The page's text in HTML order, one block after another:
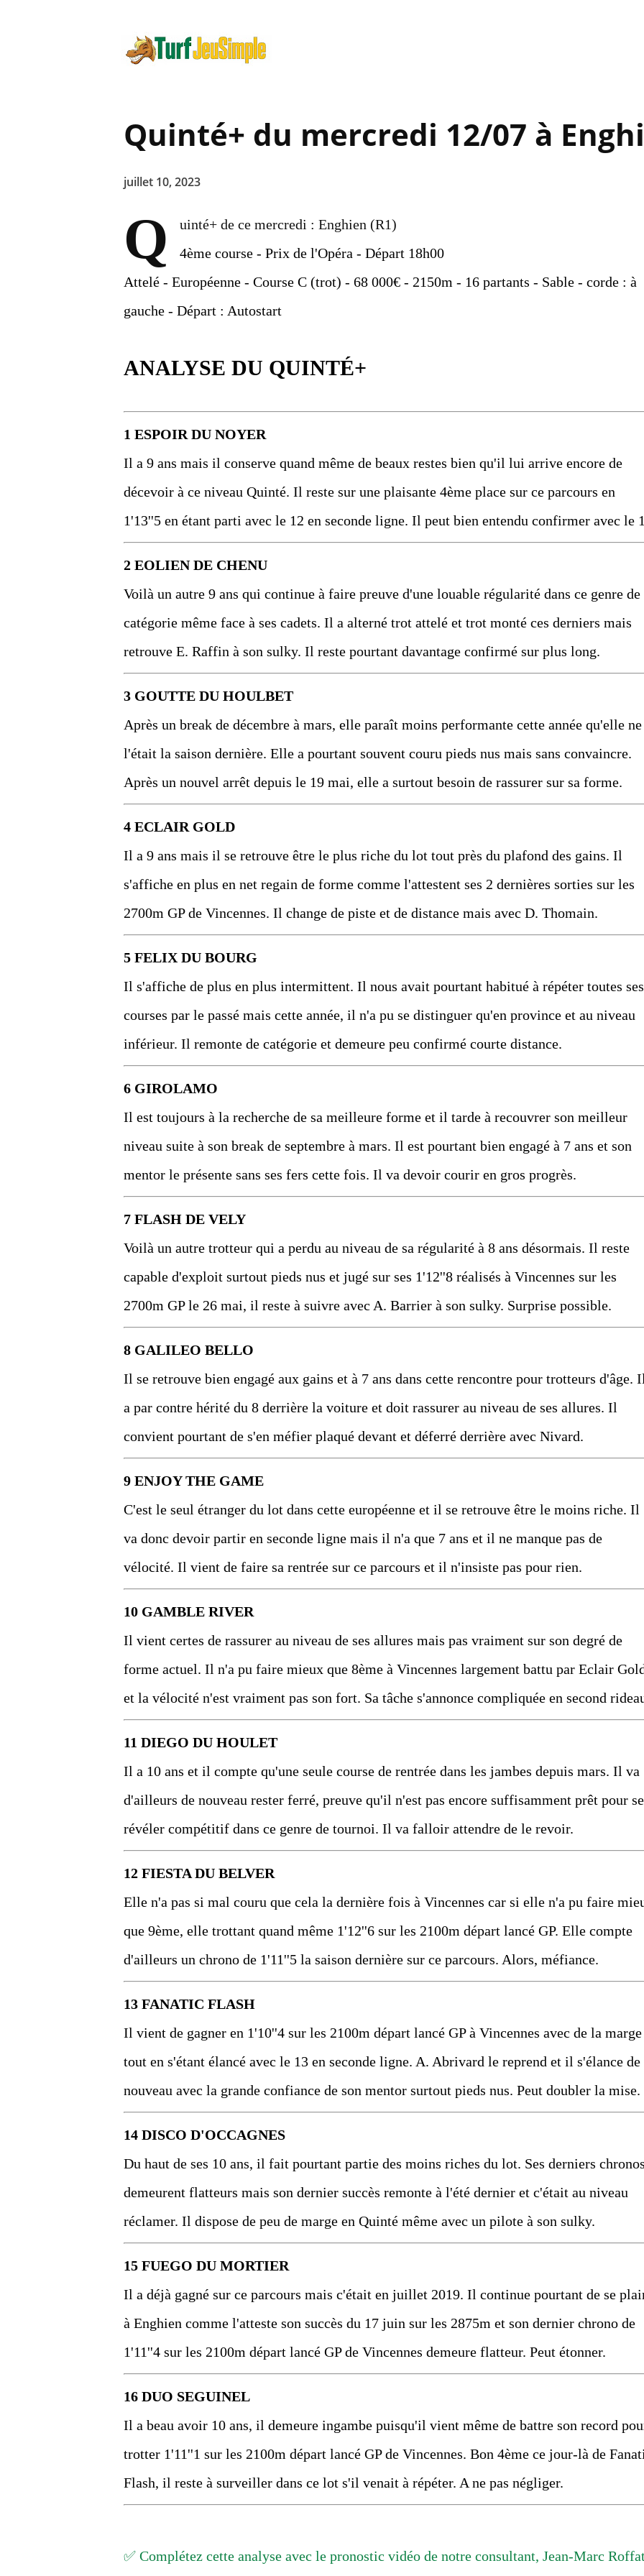
Quinté+ du mercredi 12/07 à
juillet 10, 2023
Q
uinté+ de ce mercredi : Enghien (R1)
4ème course - Prix de l'Opéra - Départ 18h00
Attelé - Européenne - Course C (trot) - 68 000€ - 2150m - 16 partants - Sable - corde : à
gauche - Départ : Autostart
ANALYSE DU QUINTÉ+
1 ESPOIR DU NOYER
Il a 9 ans mais il conserve quand même de beaux restes bien qu'il lui arrive encore de
décevoir à ce niveau Quinté. Il reste sur une plaisante 4ème place sur ce parcours en
1'13''5 en étant parti avec le 12 en seconde ligne. Il peut bien entendu confirmer avec le
2 EOLIEN DE CHENU
Voilà un autre 9 ans qui continue à faire preuve d'une louable régularité dans ce genre de
catégorie même face à ses cadets. Il a alterné trot attelé et trot monté ces derniers mais
retrouve E. Raffin à son sulky. Il reste pourtant davantage confirmé sur plus long.
3 GOUTTE DU HOULBET
Après un break de décembre à mars, elle paraît moins performante cette année qu'elle ne
l'était la saison dernière. Elle a pourtant souvent couru pieds nus mais sans convaincre.
Après un nouvel arrêt depuis le 19 mai, elle a surtout besoin de rassurer sur sa forme.
4 ECLAIR GOLD
Il a 9 ans mais il se retrouve être le plus riche du lot tout près du plafond des gains. Il
s'affiche en plus en net regain de forme comme l'attestent ses 2 dernières sorties sur les
2700m GP de Vincennes. Il change de piste et de distance mais avec D. Thomain.
5 FELIX DU BOURG
Il s'affiche de plus en plus intermittent. Il nous avait pourtant habitué à répéter toutes ses
courses par le passé mais cette année, il n'a pu se distinguer qu'en province et au niveau
inférieur. Il remonte de catégorie et demeure peu confirmé courte distance.
6 GIROLAMO
Il est toujours à la recherche de sa meilleure forme et il tarde à recouvrer son meilleur
niveau suite à son break de septembre à mars. Il est pourtant bien engagé à 7 ans et son
mentor le présente sans ses fers cette fois. Il va devoir courir en gros progrès.
7 FLASH DE VELY
Voilà un autre trotteur qui a perdu au niveau de sa régularité à 8 ans désormais. Il reste
capable d'exploit surtout pieds nus et jugé sur ses 1'12''8 réalisés à Vincennes sur les
2700m GP le 26 mai, il reste à suivre avec A. Barrier à son sulky. Surprise possible.
8 GALILEO BELLO
Il se retrouve bien engagé aux gains et à 7 ans dans cette rencontre pour trotteurs d'âge. Il
a par contre hérité du 8 derrière la voiture et doit rassurer au niveau de ses allures. Il
convient pourtant de s'en méfier plaqué devant et déferré derrière avec Nivard.
9 ENJOY THE GAME
C'est le seul étranger du lot dans cette européenne et il se retrouve être le moins riche. Il
va donc devoir partir en seconde ligne mais il n'a que 7 ans et il ne manque pas de
vélocité. Il vient de faire sa rentrée sur ce parcours et il n'insiste pas pour rien.
10 GAMBLE RIVER
Il vient certes de rassurer au niveau de ses allures mais pas vraiment sur son degré de
forme actuel. Il n'a pu faire mieux que 8ème à Vincennes largement battu par Eclair
et la vélocité n'est vraiment pas son fort. Sa tâche s'annonce compliquée en second
11 DIEGO DU HOULET
Il a 10 ans et il compte qu'une seule course de rentrée dans les jambes depuis mars. Il va
d'ailleurs de nouveau rester ferré, preuve qu'il n'est pas encore suffisamment prêt pour se
révéler compétitif dans ce genre de tournoi. Il va falloir attendre de le revoir.
12 FIESTA DU BELVER
Elle n'a pas si mal couru que cela la dernière fois à Vincennes car si elle n'a pu faire
que 9ème, elle trottant quand même 1'12''6 sur les 2100m départ lancé GP. Elle compte
d'ailleurs un chrono de 1'11''5 la saison dernière sur ce parcours. Alors, méfiance.
13 FANATIC FLASH
Il vient de gagner en 1'10''4 sur les 2100m départ lancé GP à Vincennes avec de la marge
tout en s'étant élancé avec le 13 en seconde ligne. A. Abrivard le reprend et il s'élance de
nouveau avec la grande confiance de son mentor surtout pieds nus. Peut doubler la mise.
14 DISCO D'OCCAGNES
Du haut de ses 10 ans, il fait pourtant partie des moins riches du lot. Ses derniers chronos
demeurent flatteurs mais son dernier succès remonte à l'été dernier et c'était au niveau
réclamer. Il dispose de peu de marge en Quinté même avec un pilote à son sulky.
15 FUEGO DU MORTIER
Il a déjà gagné sur ce parcours mais c'était en juillet 2019. Il continue pourtant de se
à Enghien comme l'atteste son succès du 17 juin sur les 2875m et son dernier chrono de
1'11''4 sur les 2100m départ lancé GP de Vincennes demeure flatteur. Peut étonner.
16 DUO SEGUINEL
Il a beau avoir 10 ans, il demeure ingambe puisqu'il vient même de battre son record
trotter 1'11''1 sur les 2100m départ lancé GP de Vincennes. Bon 4ème ce jour-là de
Flash, il reste à surveiller dans ce lot s'il venait à répéter. A ne pas négliger.
✅ Complétez cette analyse avec le pronostic vidéo de notre consultant, Jean-Marc